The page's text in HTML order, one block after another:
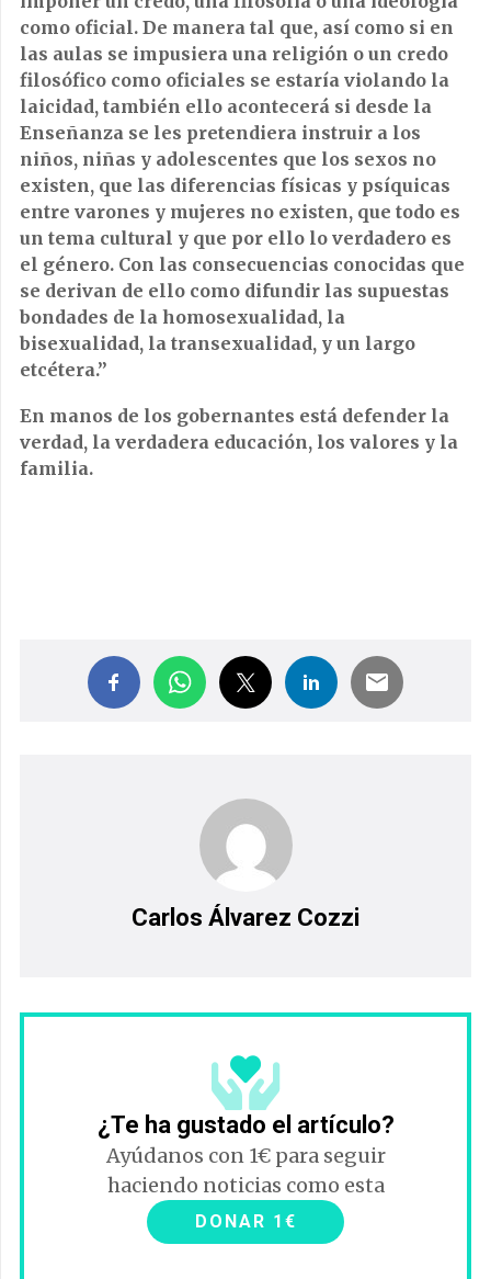
como oficial. De manera tal que, así como si en
las aulas se impusiera una religión o un credo
filosófico como oficiales se estaría violando la
laicidad, también ello acontecerá si desde la
Enseñanza se les pretendiera instruir a los
niños, niñas y adolescentes que los sexos no
existen, que las diferencias físicas y psíquicas
entre varones y mujeres no existen, que todo es
un tema cultural y que por ello lo verdadero es
el género. Con las consecuencias conocidas que
se derivan de ello como difundir las supuestas
bondades de la homosexualidad, la
bisexualidad, la transexualidad, y un largo
etcétera.”
En manos de los gobernantes está defender la
verdad, la verdadera educación, los valores y la
familia.
Carlos Álvarez Cozzi
¿Te ha gustado el artículo?
Ayúdanos con 1€ para seguir
haciendo noticias como esta
DONAR 1€